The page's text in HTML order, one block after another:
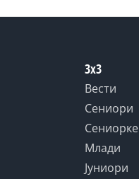
3x3
Вести
Сениори
Сениорке
Млади
Јуниори